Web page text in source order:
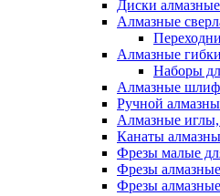
Диски
Алмазные
Алмазные
Наборы
Алмазные
Ручной
Алмазные
Канаты
Фрезы малые
Фрезы
Фрезы